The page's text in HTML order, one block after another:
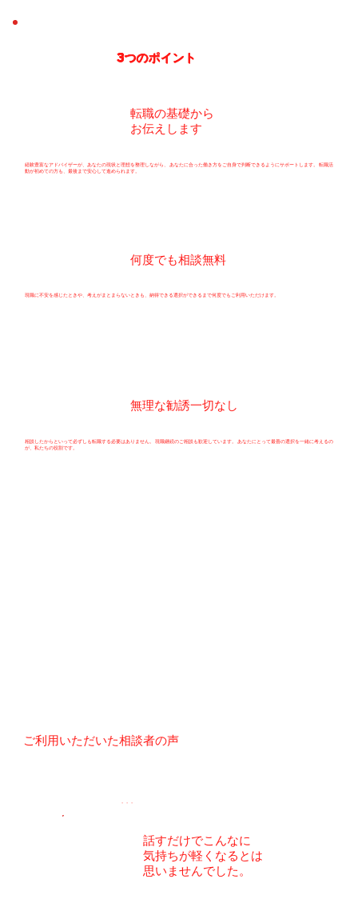
3つのポイント
転職の基礎から
お伝えします
経験豊富なアドバイザーが、あなたの現状と理想を整理しながら、 あなたに合った働き方をご自身で判断できるようにサポートします。 転職活
動が初めての方も、最後まで安心して進められます。
何度でも相談無料
現職に不安を感じたときや、考えがまとまらないときも、納得できる選択ができるまで何度でもご利用いただけます。
無理な勧誘一切なし
相談したからといって必ずしも転職する必要はありません。 現職継続のご相談も歓迎しています。 あなたにとって最善の選択を一緒に考えるの
が、私たちの役割です。
​ご利用いただいた相談者の声
・・・
話すだけでこんなに
気持ちが軽くなるとは
思いませんでした。